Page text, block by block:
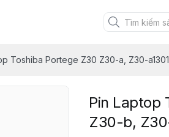
Toshiba Portege Z30 Z30-a, Z30-
Pin Laptop
Z30-b,